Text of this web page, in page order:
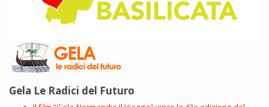
Gela Le Radici del Futuro